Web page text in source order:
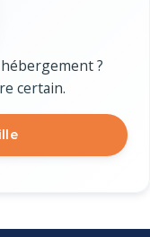
?
certain.